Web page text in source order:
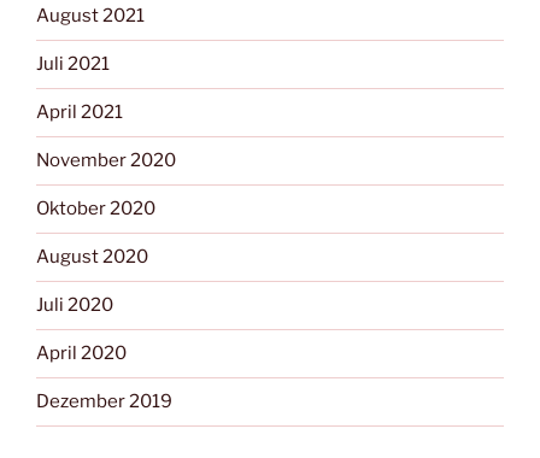
August 2021
Juli 2021
April 2021
November 2020
Oktober 2020
August 2020
Juli 2020
April 2020
Dezember 2019